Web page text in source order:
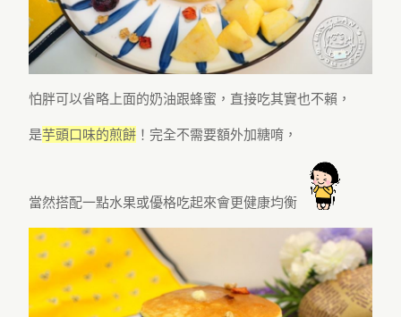
怕胖可以省略上面的奶油跟蜂蜜，直接吃其實也不賴，
是芋頭口味的煎餅 ！完全不需要額外加糖唷，
當然搭配一點水果或優格吃起來會更健康均衡